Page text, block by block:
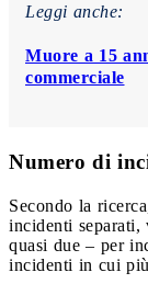
Leggi anche:
Muore a 15
commerciale
Numero di
Secondo la
incidenti separati,
quasi due – per
incidenti in cui